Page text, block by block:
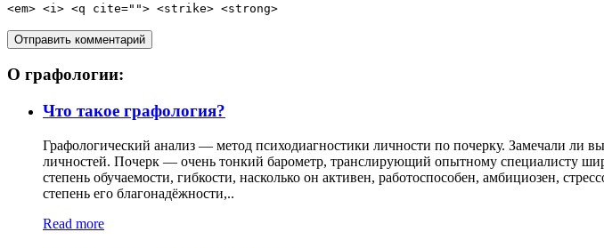
<em> <i> <q cite=""> <strike> <strong>
О графологии:
Что такое графология?
Графологический анализ — метод психодиагностики личности по почерку. Замечали ли
личностей. Почерк — очень тонкий барометр, транслирующий опытному специалисту
степень обучаемости, гибкости, насколько он активен, работоспособен, амбициозен,
степень его благонадёжности,..
Read more